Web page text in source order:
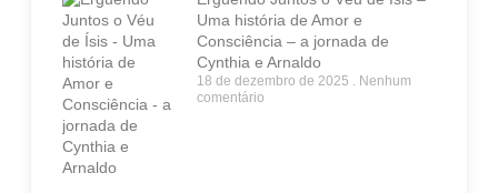
Uma história de Amor e
Consciência – a jornada de
Cynthia e Arnaldo
18 de dezembro de 2025
Nenhum
comentário